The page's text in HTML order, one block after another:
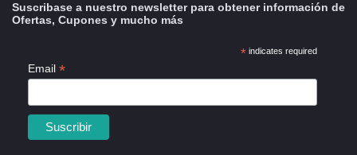
Suscribase a nuestro newsletter para obtener información de
Ofertas, Cupones y mucho más
*indicates required
Email *